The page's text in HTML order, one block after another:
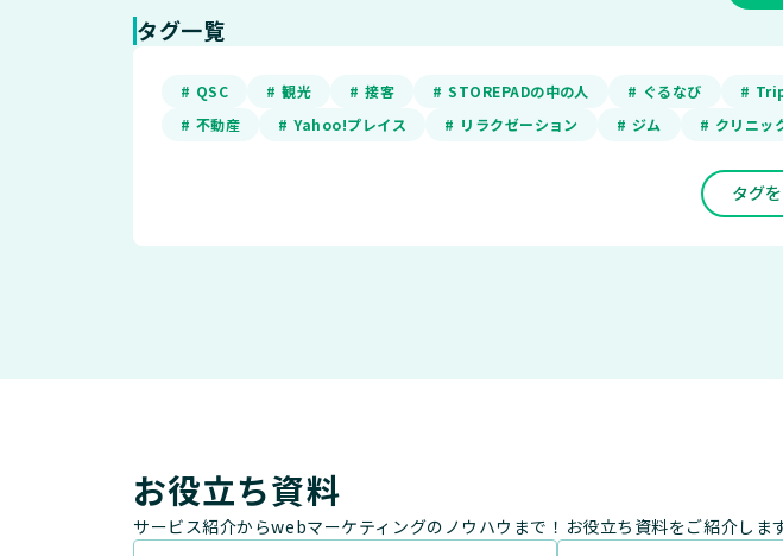
タグ一覧
# QSC # 観光 # 接客 # STOREPADの中の人 # ぐるなび #
# 不動産
# Yahoo!プレイス # リラクゼーション # ジム # クリニッ
タグ
お役立ち資料
サービス紹介からwebマーケティングのノウハウまで！お役立ち資料をご紹介します